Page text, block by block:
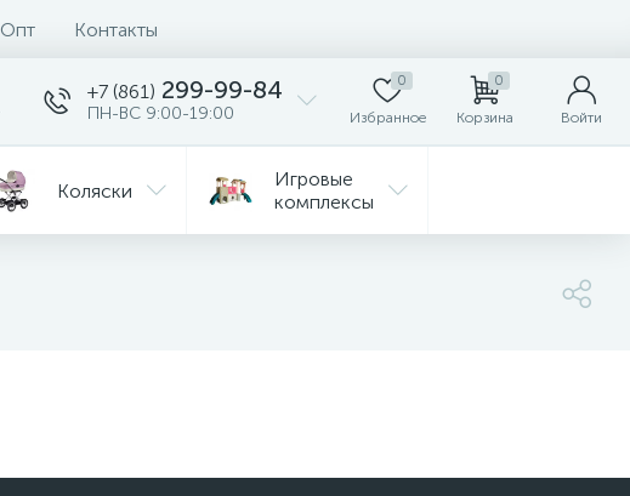
Опт Контакты
+7 (861) 299-99-84
ПН-ВС 9:00-19:00
0
Избранное
0
Корзина Войти
Коляски
Игровые
комплексы